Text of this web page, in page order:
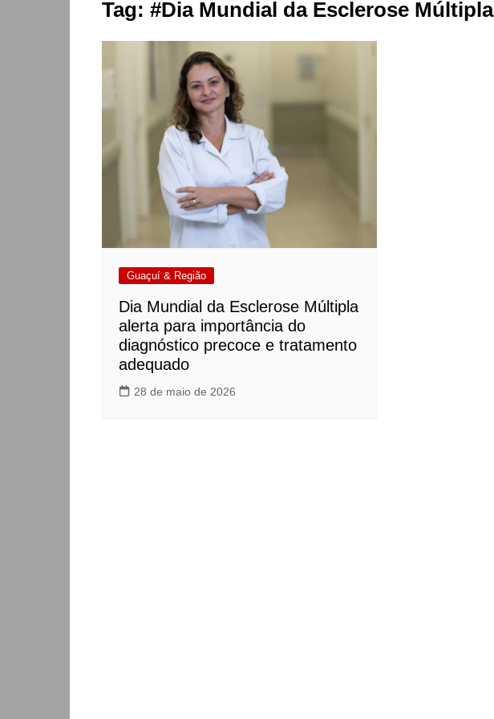
Tag: #Dia Mundial da Esclerose Múltipla
Guaçuí & Região
Dia Mundial da Esclerose Múltipla
alerta para importância do
diagnóstico precoce e tratamento
adequado
28 de maio de 2026